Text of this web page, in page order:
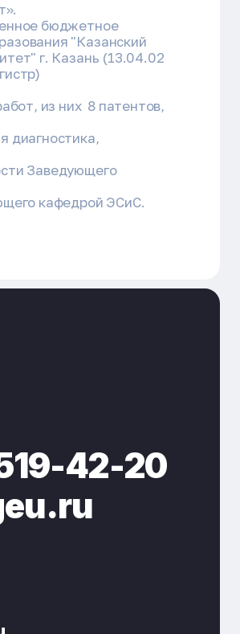
— ПОМОЩНИК КГЭУ
бюджетное
"Казанский
г. Казань (13.04.02
из них 8 патентов,
диагностика,
Заведующего
кафедрой ЭСиС.
42-20